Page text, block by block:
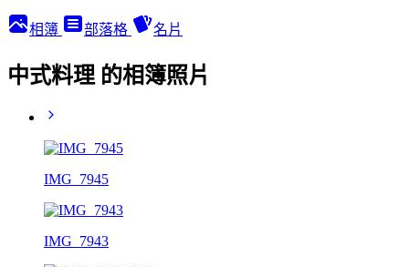
相簿 部落格 名片
中式料理 的相簿照片
IMG_7945
IMG_7943